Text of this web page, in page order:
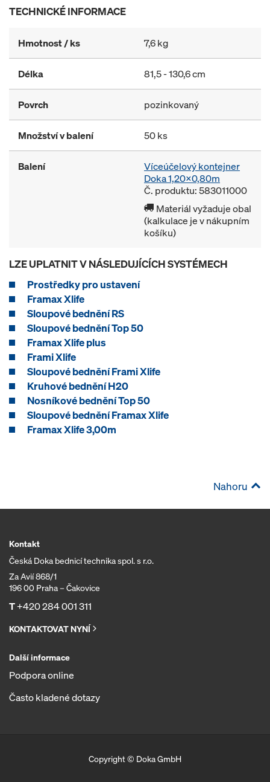
TECHNICKÉ INFORMACE
Hmotnost / ks 7,6 kg
Délka 81,5 - 130,6 cm
Povrch pozinkovaný
Množství v balení 50 ks
Balení
Víceúčelový kontejner
Doka 1,20x0,80m
Č. produktu: 583011000
Materiál vyžaduje obal
(kalkulace je v nákupním
košíku)
LZE UPLATNIT V NÁSLEDUJÍCÍCH SYSTÉMECH
Prostředky pro ustavení
Framax Xlife
Sloupové bednění RS
Sloupové bednění Top 50
Framax Xlife plus
Frami Xlife
Sloupové bednění Frami Xlife
Kruhové bednění H20
Nosníkové bednění Top 50
Sloupové bednění Framax Xlife
Framax Xlife 3,00m
Nahoru
Kontakt
Česká Doka bednicí technika spol. s r.o.
Za Avií 868/1
196 00 Praha – Čakovice
T+420 284 001 311
KONTAKTOVAT NYNÍ
Další informace
Podpora online
Často kladené dotazy
Copyright © Doka GmbH